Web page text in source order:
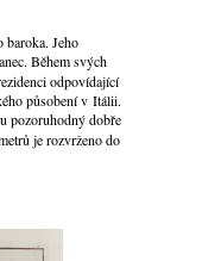
baroka. Jeho
Během svých
odpovídající
působení v Itálii.
pozoruhodný dobře
je rozvrženo do